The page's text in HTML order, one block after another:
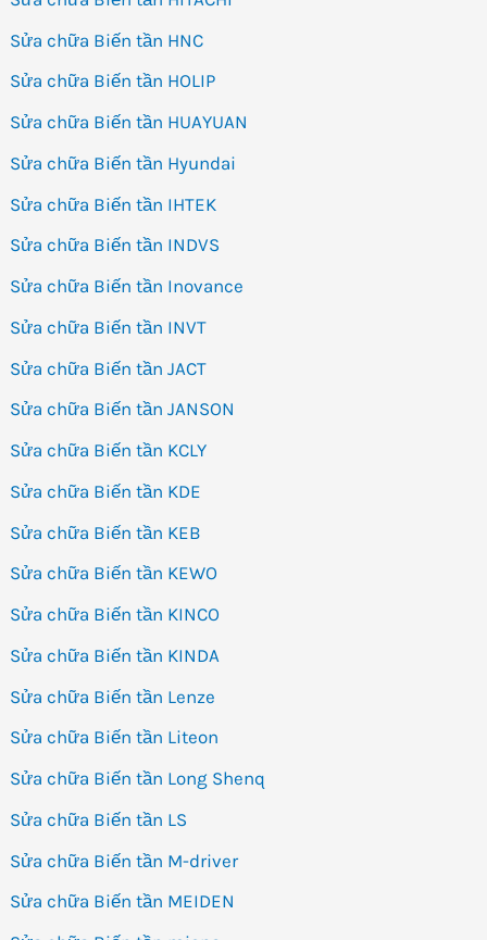
Sửa chữa Biến tần HNC
Sửa chữa Biến tần HOLIP
Sửa chữa Biến tần HUAYUAN
Sửa chữa Biến tần Hyundai
Sửa chữa Biến tần IHTEK
Sửa chữa Biến tần INDVS
Sửa chữa Biến tần Inovance
Sửa chữa Biến tần INVT
Sửa chữa Biến tần JACT
Sửa chữa Biến tần JANSON
Sửa chữa Biến tần KCLY
Sửa chữa Biến tần KDE
Sửa chữa Biến tần KEB
Sửa chữa Biến tần KEWO
Sửa chữa Biến tần KINCO
Sửa chữa Biến tần KINDA
Sửa chữa Biến tần Lenze
Sửa chữa Biến tần Liteon
Sửa chữa Biến tần Long Shenq
Sửa chữa Biến tần LS
Sửa chữa Biến tần M-driver
Sửa chữa Biến tần MEIDEN